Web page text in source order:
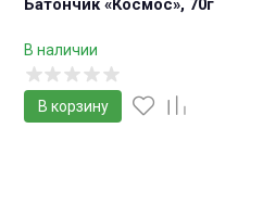
Батончик «Космос», 70г
В наличии
В корзину